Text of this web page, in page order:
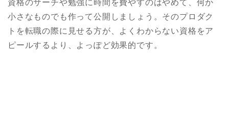
資格のサーチや勉強に時間を費やすのはやめて、何か
小さなものでも作って公開しましょう。そのプロダク
トを転職の際に見せる方が、よくわからない資格をア
ピールするより、よっぽど効果的です。